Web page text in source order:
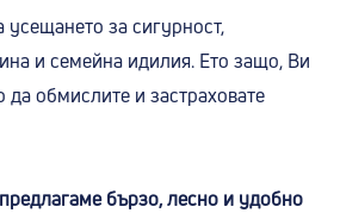
за сигурност,
и семейна идилия. Ето защо, Ви
да обмислите и застраховате
бързо, лесно и удобно